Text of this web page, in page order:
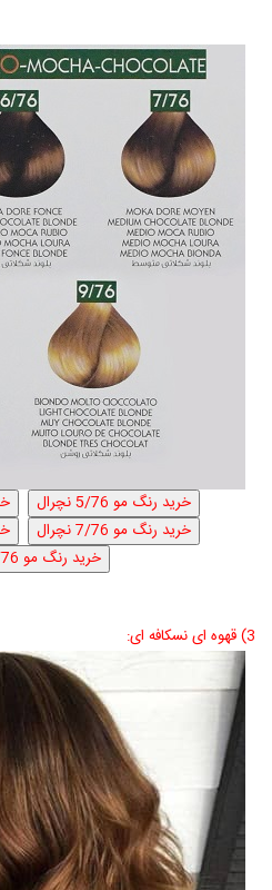
3) قهوه ای نسکافه ای: